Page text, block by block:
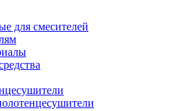
для смесителей